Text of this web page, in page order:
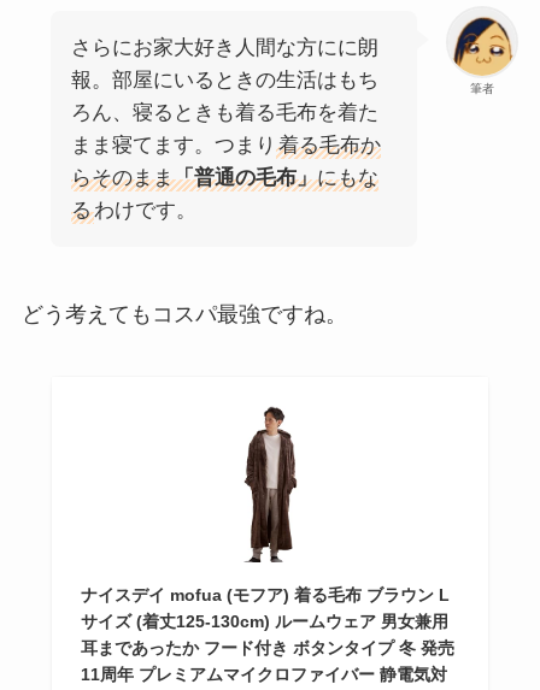
筆者
さらにお家大好き人間な方にに朗
報。部屋にいるときの生活はもち
ろん、寝るときも着る毛布を着た
まま寝てます。つまり 着る毛布か
らそのまま「普通の毛布」にもな
るわけです。
どう考えてもコスパ最強ですね。
ナイスデイ mofua (モフア) 着る毛布 ブラウン L
サイズ (着丈125-130cm) ルームウェア 男女兼用
耳まであったか フード付き ボタンタイプ 冬 発売
11周年 プレミアムマイクロファイバー 静電気対